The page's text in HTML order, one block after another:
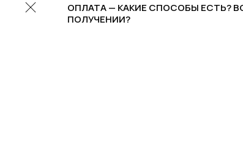
ОПЛАТА — КАКИЕ СПОСОБЫ ЕСТЬ?
ПОЛУЧЕНИИ?